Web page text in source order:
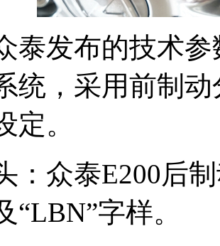
发布的技术参
统，采用前制
定。
：众泰E200后
“LBN”字样。